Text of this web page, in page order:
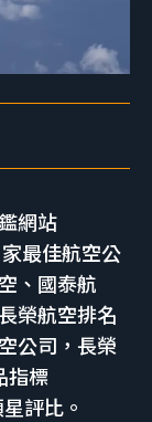
網站
最佳航空公
、國泰航
榮航空排名
公司，長榮
指標
評比。